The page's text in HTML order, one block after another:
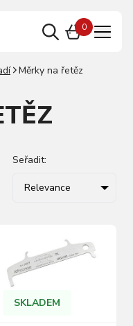
0
Měrky na řetěz
Seřadit:
Relevance
SKLADEM